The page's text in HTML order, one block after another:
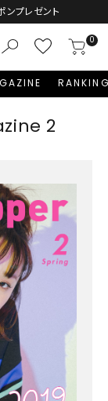
プレゼント
0
2